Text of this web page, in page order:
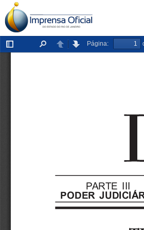
Exibir/ocultar
painel
LocalizarAnteriorPróxima
Página:
PARTE III
PODER